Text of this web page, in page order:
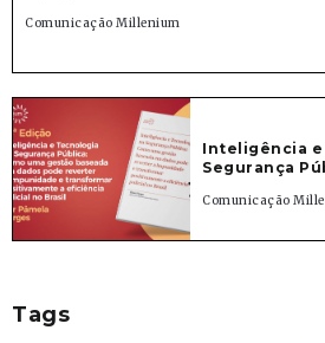
Comunicação Millenium
Inteligência e
Segurança
Comunicação
Tags